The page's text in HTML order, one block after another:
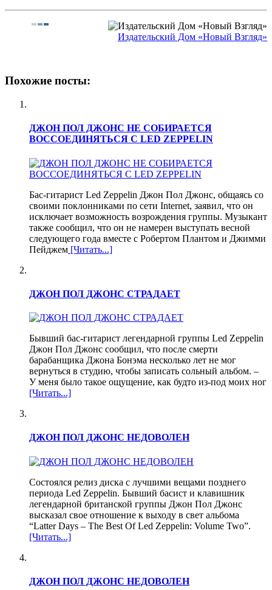
Издательский Дом «Новый Взгляд»
Похожие посты:
ДЖОН ПОЛ ДЖОНС НЕ СОБИРАЕТСЯ
ВОССОЕДИНЯТЬСЯ С LED ZEPPELIN
Бас-гитарист Led Zeppelin Джон Пол Джонс, общаясь со
своими поклонниками по сети Internet, заявил, что он
исключает возможность возрождения группы. Музыкант
также сообщил, что он не намерен выступать весной
следующего года вместе с Робертом Плантом и Джимми
Пейджем [Читать...]
ДЖОН ПОЛ ДЖОНС СТРАДАЕТ
Бывший бас-гитарист легендарной группы Led Zeppelin
Джон Пол Джонс сообщил, что после смерти
барабанщика Джона Бонэма несколько лет не мог
вернуться в студию, чтобы записать сольный альбом. –
У меня было такое ощущение, как будто из-под моих ног
[Читать...]
ДЖОН ПОЛ ДЖОНС НЕДОВОЛЕН
Состоялся релиз диска с лучшими вещами позднего
периода Led Zeppelin. Бывший басист и клавишник
легендарной британской группы Джон Пол Джонс
высказал свое отношение к выходу в свет альбома
“Latter Days – The Best Of Led Zeppelin: Volume Two”.
[Читать...]
ДЖОН ПОЛ ДЖОНС НЕДОВОЛЕН